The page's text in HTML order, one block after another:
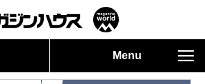
Menu